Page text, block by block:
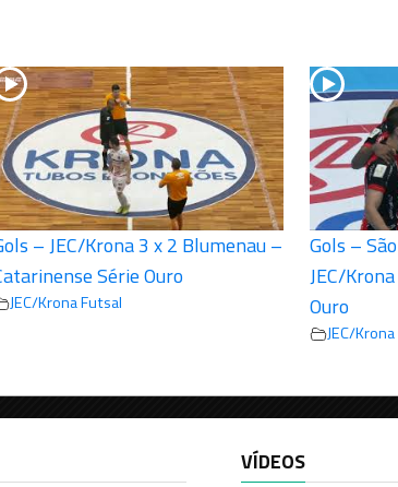
– JEC/Krona 3 x 2 Blumenau –
Série Ouro
JEC/Krona Futsal
Gols –
JEC/
Ouro
JEC/
VÍDEOS